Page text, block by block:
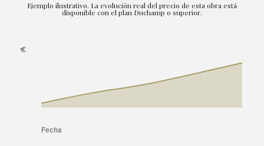
Ejemplo ilustrativo. La evolución real del precio de esta obra está
disponible con el plan Duchamp o superior.